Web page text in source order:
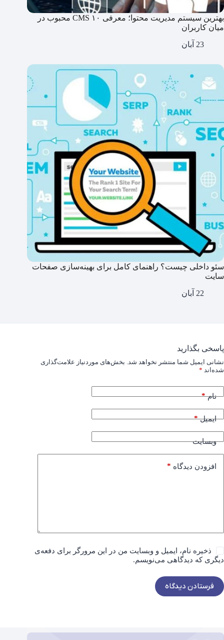
بهترین سیستم مدیریت محتوا؛ معرفی ۱۰ CMS محبوب در
میان کاربران
23 آبان
سئو داخلی چیست؟ راهنمای کامل برای بهینه‌سازی صفحات
سایت
22 آبان
پاسخی بگذارید
نشانی ایمیل شما منتشر نخواهد شد. بخش‌های موردنیاز علامت‌گذاری
شده‌اند *
نام*
ایمیل*
وبسایت
افزودن دیدگاه *
ذخیره نام، ایمیل و وبسایت من در این مرورگر برای دفعه‌ی
دیگری که دیدگاهی می‌نویسم.
فرستادن دیدگاه